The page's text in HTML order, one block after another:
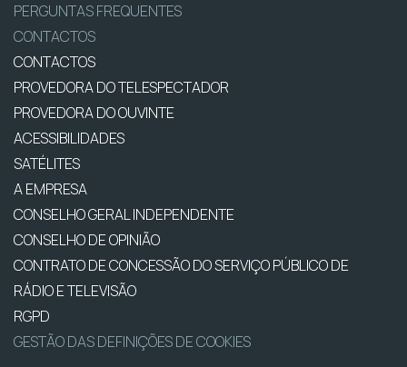
PERGUNTAS FREQUENTES
CONTACTOS
CONTACTOS
PROVEDORA DO TELESPECTADOR
PROVEDORA DO OUVINTE
ACESSIBILIDADES
SATÉLITES
A EMPRESA
CONSELHO GERAL INDEPENDENTE
CONSELHO DE OPINIÃO
CONTRATO DE CONCESSÃO DO SERVIÇO PÚBLICO DE
RÁDIO E TELEVISÃO
RGPD
GESTÃO DAS DEFINIÇÕES DE COOKIES